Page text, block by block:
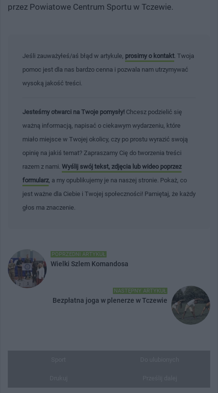
przez Powiatowe Centrum Sportu w Tczewie.
Jeśli zauważyłeś/aś błąd w artykule, prosimy o kontakt . Twoja
pomoc jest dla nas bardzo cenna i pozwala nam utrzymywać
wysoką jakość treści.
Jesteśmy otwarci na Twoje pomysły! Chcesz podzielić się
ważną informacją, napisać o ciekawym wydarzeniu, które
miało miejsce w Twojej okolicy, czy po prostu wyrazić swoją
opinię na jakiś temat? Zapraszamy Cię do tworzenia treści
razem z nami. Wyślij swój tekst, zdjęcia lub wideo poprzez
formularz , a my opublikujemy je na naszej stronie. Pokaż, co
jest ważne dla Ciebie i Twojej społeczności! Pamiętaj, że każdy
głos ma znaczenie.
POPRZEDNI ARTYKUŁ
Wielki Szlem Komandosa
NASTĘPNY ARTYKUŁ
Bezpłatna joga w plenerze w Tczewie